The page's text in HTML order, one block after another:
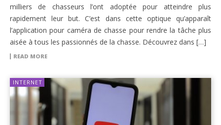
milliers de chasseurs l’ont adoptée pour atteindre plus
rapidement leur but. C’est dans cette optique qu’apparaît
l’application pour caméra de chasse pour rendre la tâche plus
aisée à tous les passionnés de la chasse. Découvrez dans […]
READ MORE
INTERNET